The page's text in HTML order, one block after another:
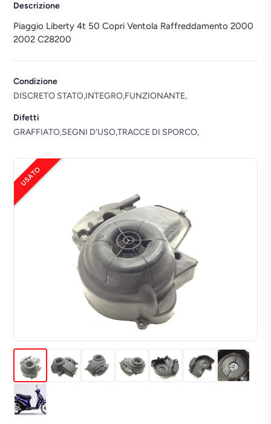
USATO
Descrizione
Piaggio Liberty 4t 50 Copri Ventola Raffreddamento 2000
2002 C28200
Condizione
DISCRETO STATO,INTEGRO,FUNZIONANTE,
Difetti
GRAFFIATO,SEGNI D'USO,TRACCE DI SPORCO,